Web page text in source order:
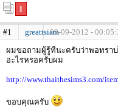
1
#1 greattsiam09-09-2012 -
ผมขอถามผู้รู้ทีนะครับว่าพอทรา
อะไรหรอครับผม
http://www.thaithesims3.com/
ขอบคุณครับ